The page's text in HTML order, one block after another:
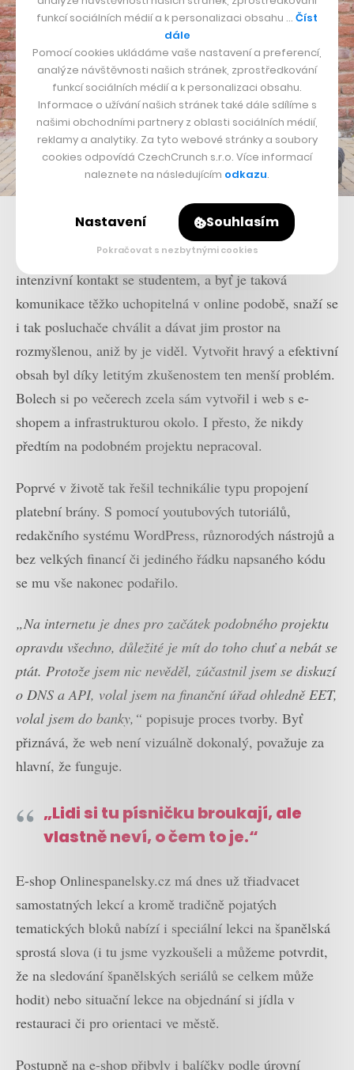
Václav Bolech učí španělštinu už 14 let
V offlinových lekcích se podle svých slov snaží o
intenzivní kontakt se studentem, a byť je taková
komunikace těžko uchopitelná v online podobě, snaží se
i tak posluchače chválit a dávat jim prostor na
rozmyšlenou, aniž by je viděl. Vytvořit hravý a efektivní
obsah byl díky letitým zkušenostem ten menší problém.
Bolech si po večerech zcela sám vytvořil i web s e-
shopem a infrastrukturou okolo. I přesto, že nikdy
předtím na podobném projektu nepracoval.
Poprvé v životě tak řešil technikálie typu propojení
platební brány. S pomocí youtubových tutoriálů,
redakčního systému WordPress, různorodých nástrojů a
bez velkých financí či jediného řádku napsaného kódu
se mu vše nakonec podařilo.
„Na internetu je dnes pro začátek podobného projektu
opravdu všechno, důležité je mít do toho chuť a nebát se
ptát. Protože jsem nic nevěděl, zúčastnil jsem se diskuzí
o DNS a API, volal jsem na finanční úřad ohledně EET,
volal jsem do banky,“ popisuje proces tvorby. Byť
přiznává, že web není vizuálně dokonalý, považuje za
hlavní, že funguje.
„Lidi si tu písničku broukají, ale
vlastně neví, o čem to je.“
E-shop Onlinespanelsky.cz má dnes už třiadvacet
samostatných lekcí a kromě tradičně pojatých
tematických bloků nabízí i speciální lekci na španělská
sprostá slova (i tu jsme vyzkoušeli a můžeme potvrdit,
že na sledování španělských seriálů se celkem může
hodit) nebo situační lekce na objednání si jídla v
restauraci či pro orientaci ve městě.
Postupně na e-shop přibyly i balíčky podle úrovní
funkcí sociálních médií a k personalizaci obsahu … Číst
dále
Pomocí cookies ukládáme vaše nastavení a preferencí,
analýze návštěvnosti našich stránek, zprostředkování
funkcí sociálních médií a k personalizaci obsahu.
Informace o užívání našich stránek také dále sdílíme s
našimi obchodními partnery z oblasti sociálních médií,
reklamy a analytiky. Za tyto webové stránky a soubory
cookies odpovídá CzechCrunch s.r.o. Více informací
naleznete na následujícím odkazu.
Nastavení Souhlasím
Pokračovat s nezbytnými cookies